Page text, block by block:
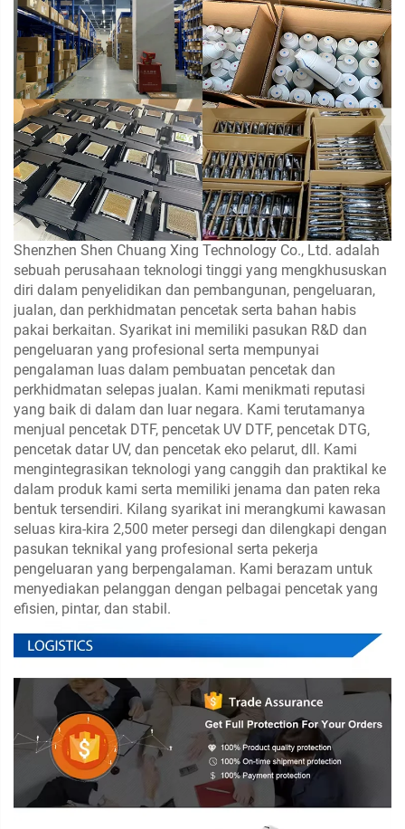
Shenzhen Shen Chuang Xing Technology Co., Ltd. adalah
sebuah perusahaan teknologi tinggi yang mengkhususkan
diri dalam penyelidikan dan pembangunan, pengeluaran,
jualan, dan perkhidmatan pencetak serta bahan habis
pakai berkaitan. Syarikat ini memiliki pasukan R&D dan
pengeluaran yang profesional serta mempunyai
pengalaman luas dalam pembuatan pencetak dan
perkhidmatan selepas jualan. Kami menikmati reputasi
yang baik di dalam dan luar negara. Kami terutamanya
menjual pencetak DTF, pencetak UV DTF, pencetak DTG,
pencetak datar UV, dan pencetak eko pelarut, dll. Kami
mengintegrasikan teknologi yang canggih dan praktikal ke
dalam produk kami serta memiliki jenama dan paten reka
bentuk tersendiri. Kilang syarikat ini merangkumi kawasan
seluas kira-kira 2,500 meter persegi dan dilengkapi dengan
pasukan teknikal yang profesional serta pekerja
pengeluaran yang berpengalaman. Kami berazam untuk
menyediakan pelanggan dengan pelbagai pencetak yang
efisien, pintar, dan stabil.